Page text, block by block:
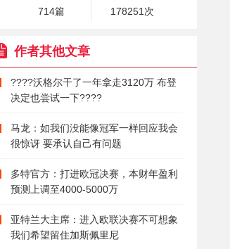
714篇
178251次
作者其他文章
????沃格尔干了一年拿走3120万 布登
决定也尝试一下????
马龙：如我们没能像冠军一样回应我会
很惊讶 要承认自己有问题
多特官方：打进欧冠决赛，本财年盈利
预测上调至4000-5000万
亚特兰大主席：进入欧联决赛不可想象
我们希望留住加斯佩里尼